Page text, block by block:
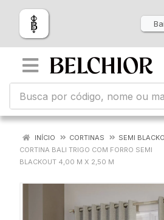
INÍCIO CORTINAS
SEMI
CORTINA BALI TRIGO COM FORRO SEMI
BLACKOUT 4,00 M X 2,50 M